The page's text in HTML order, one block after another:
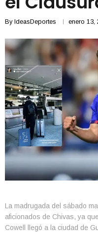
By IdeasDeportes enero 13,
La madrugada del sábado
aficionados de Chivas, ya
Cowell llegó a la ciudad de